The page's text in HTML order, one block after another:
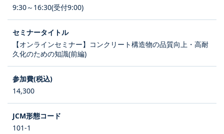
9:30～16:30(受付9:00)
【オンラインセミナー】コンクリート構造物の品質向上・高耐
久化のための知識(前編)
14,300
101-1